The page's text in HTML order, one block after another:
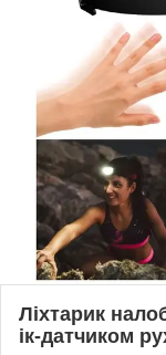
Ліхтарик
ік-датчиком